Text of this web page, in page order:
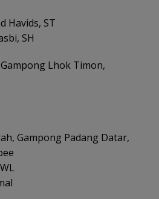
Havids, ST
SH
Lhok Timon,
Gampong Padang Datar,